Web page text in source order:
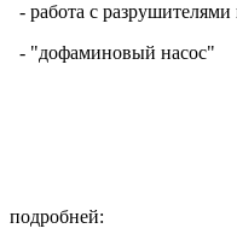
- работа с разрушителями
- "дофаминовый насос"
подробней: